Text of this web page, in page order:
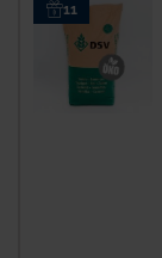
11